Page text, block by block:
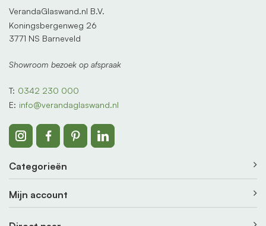
VerandaGlaswand.nl B.V.
Koningsbergenweg 26
3771 NS Barneveld
Showroom bezoek op afspraak
T: 0342 230 000
E: info@verandaglaswand.nl
Categorieën
Mijn account